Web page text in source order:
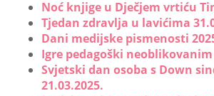
Noć knjige u Dječjem vrtiću
Tjedan zdravlja u lavićima
Dani medijske pismenosti
Igre pedagoški
Svjetski dan osoba s Down
21.03.2025.